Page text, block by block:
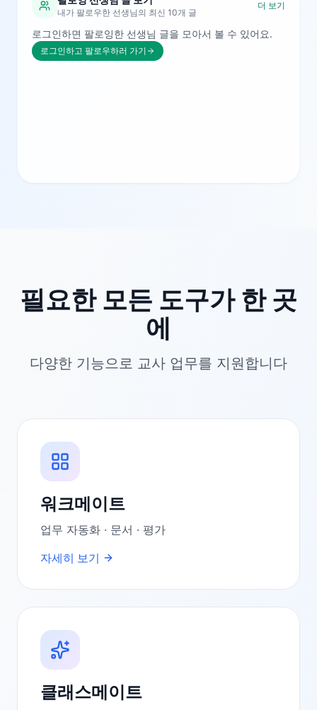
내가 팔로우한 선생님의 최신 10개 글
더 보기
로그인하면 팔로잉한 선생님 글을 모아서 볼 수 있어요.
로그인하고 팔로우하러 가기
필요한 모든 도구가 한 곳
에
다양한 기능으로 교사 업무를 지원합니다
워크메이트
업무 자동화 · 문서 · 평가
자세히 보기
클래스메이트